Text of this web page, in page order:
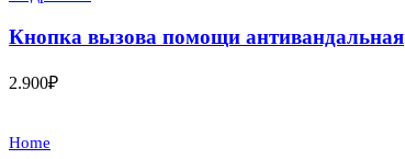
Кнопка вызова помощи антивандальная
2.900₽
Home